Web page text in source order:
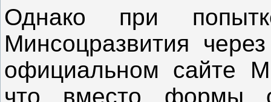
Однако при
Минсоцразвития
официальном сайте
что вместо формы